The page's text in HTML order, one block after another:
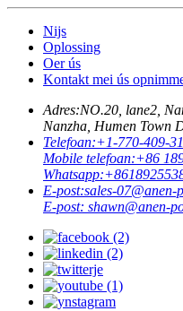
Nijs
Oplossing
Oer ús
Kontakt mei ús
Adres:NO.20, lane2,
Nanzha, Humen Town
Telefoan:+1-770-409-
Mobile telefoan:+86
Whatsapp:
E-post:sales-07@anen-
E-post: shawn@anen-